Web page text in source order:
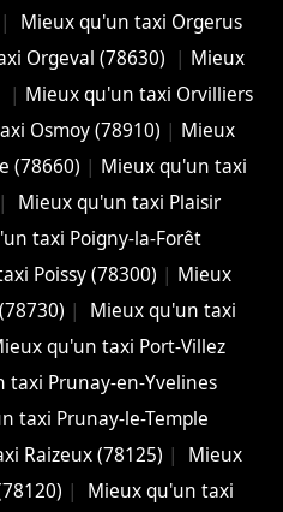
|
Mieux qu'un taxi Orgerus
Orgeval (78630) | Mieux
| Mieux qu'un taxi Orvilliers
Osmoy (78910) | Mieux
(78660) | Mieux qu'un taxi
|
Mieux qu'un taxi Plaisir
taxi Poigny-la-Forêt
Poissy (78300) | Mieux
|
Mieux qu'un taxi
qu'un taxi Port-Villez
taxi Prunay-en-Yvelines
taxi Prunay-le-Temple
Raizeux (78125) |
Mieux
|
Mieux qu'un taxi